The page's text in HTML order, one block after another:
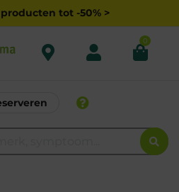
tot -50% >
0